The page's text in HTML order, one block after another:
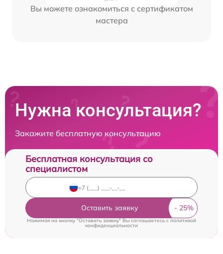
Вы можете ознакомиться с сертификатом
мастера
Нужна консультация?
Закажите бесплатную консультацию
Бесплатная консультация со
специалистом
Оставить заявку
Нажимая на кнопку "Оставить заявку" Вы соглашаетесь cполитикой
конфиденциальности